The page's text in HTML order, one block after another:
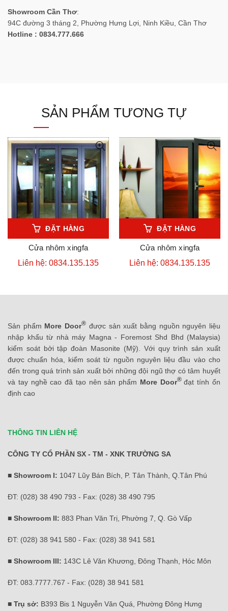
Showroom Cần Thơ:
94C đường 3 tháng 2, Phường Hưng Lợi, Ninh Kiều, Cần Thơ
Hotline : 0834.777.666
SẢN PHẨM TƯƠNG TỰ
ĐẶT HÀNG
Cửa nhôm xingfa
Liên hệ: 0834.135.135
ĐẶT HÀNG
Cửa nhôm xingfa
Liên hệ: 0834.135.135
Sản phẩm More Door® được sản xuất bằng nguồn nguyên liệu
nhập khẩu từ nhà máy Magna - Foremost Shd Bhd (Malaysia)
kiểm soát bởi tập đoàn Masonite (Mỹ). Với quy trình sản xuất
được chuẩn hóa, kiểm soát từ nguồn nguyên liệu đầu vào cho
đến trong quá trình sản xuất bởi những đội ngũ thợ có tâm huyết
và tay nghề cao đã tạo nên sản phẩm More Door® đạt tính ổn
định cao
THÔNG TIN LIÊN HỆ
CÔNG TY CỔ PHẦN SX - TM - XNK TRƯỜNG SA
■ Showroom I: 1047 Lũy Bán Bích, P. Tân Thành, Q.Tân Phú
ĐT: (028) 38 490 793 - Fax: (028) 38 490 795
■ Showroom II: 883 Phan Văn Trị, Phường 7, Q. Gò Vấp
ĐT: (028) 38 941 580 - Fax: (028) 38 941 581
■ Showroom III: 143C Lê Văn Khương, Đông Thạnh, Hóc Môn
ĐT: 083.7777.767 - Fax: (028) 38 941 581
■ Trụ sở: B393 Bis 1 Nguyễn Văn Quá, Phường Đông Hưng